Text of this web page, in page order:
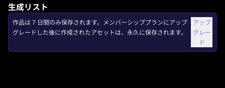
生成リスト
作品は 7 日間のみ保存されます。メンバーシッププランにアップ
グレードした後に作成されたアセットは、永久に保存されます。
アップ
グレー
ド